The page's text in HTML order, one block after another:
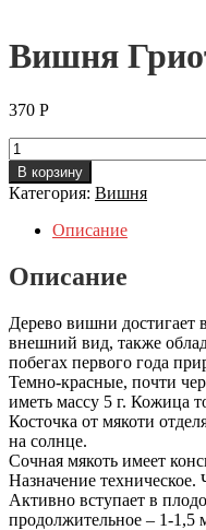
Вишня
370 Р
Количество
Вишня
Гриот
Московский
В корзину
Категория: Вишня
Описание
Описание
Дерево вишни достигает
внешний вид, также
побегах первого года
Темно-красные, почти
иметь массу 5 г. Кожица
Косточка от мякоти
на солнце.
Сочная мякоть имеет
Назначение
Активно вступает в
продолжительное – 1-1,5